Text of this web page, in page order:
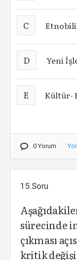
C
D Yeni
E Kültür-
0 Yorum
15.Soru
sürecinde
çıkması
kritik